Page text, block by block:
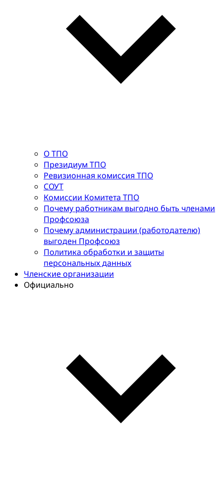
О ТПО
Президиум ТПО
Ревизионная комиссия ТПО
СОУТ
Комиссии Комитета ТПО
Почему работникам выгодно быть членами
Профсоюза
Почему администрации (работодателю)
выгоден Профсоюз
Политика обработки и защиты
персональных данных
Членские организации
Официально